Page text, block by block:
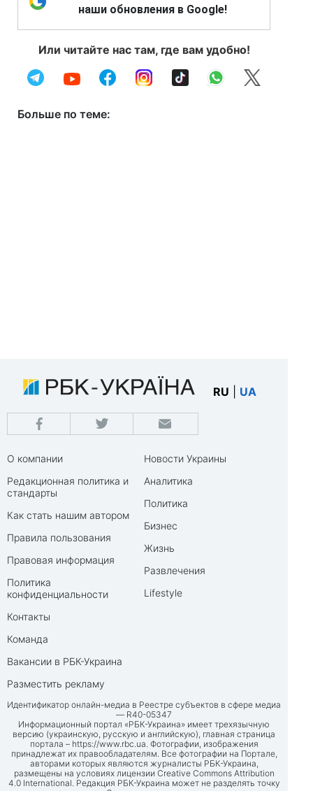
наши обновления в Google!
Или читайте нас там, где вам удобно!
Больше по теме:
RU UA
О компании
Редакционная политика и
стандарты
Как стать нашим автором
Правила пользования
Правовая информация
Политика
конфиденциальности
Контакты
Команда
Вакансии в РБК-Украина
Разместить рекламу
Новости Украины
Аналитика
Политика
Бизнес
Жизнь
Развлечения
Lifestyle
Идентификатор онлайн-медиа в Реестре субъектов в сфере медиа
— R40-05347
Информационный портал «РБК-Украина» имеет трехязычную
версию (украинскую, русскую и английскую), главная страница
портала – https://www.rbc.ua. Фотографии, изображения
принадлежат их правообладателям. Все фотографии на Портале,
авторами которых являются журналисты РБК-Украина,
размещены на условиях лицензии Creative Commons Attribution
4.0 International. Редакция РБК-Украина может не разделять точку